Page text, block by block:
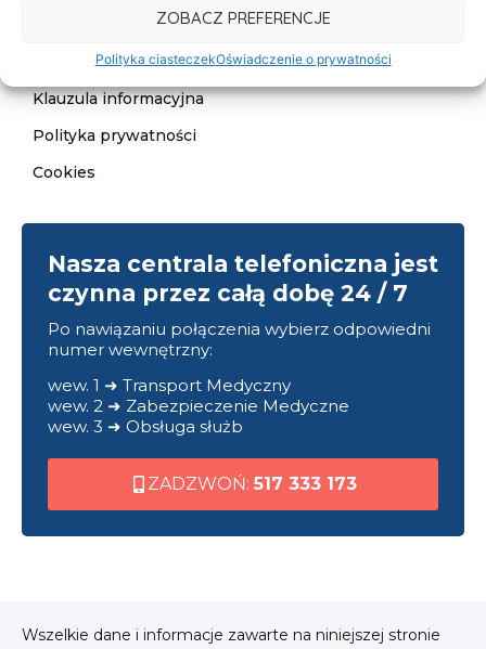
ZOBACZ PREFERENCJE
Polityka ciasteczekOświadczenie o prywatności
Deklaracja dostępności
Klauzula informacyjna
Polityka prywatności
Cookies
Nasza centrala telefoniczna jest
czynna przez całą dobę 24 / 7
Po nawiązaniu połączenia wybierz odpowiedni
numer wewnętrzny:
wew. 1 ➜ Transport Medyczny
wew. 2 ➜ Zabezpieczenie Medyczne
wew. 3 ➜ Obsługa służb
ZADZWOŃ: 517 333 173
Wszelkie dane i informacje zawarte na niniejszej stronie